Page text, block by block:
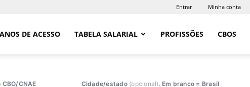
Entrar Minha conta
DE ACESSO TABELA SALARIAL PROFISSÕES CBOS
CNAE Cidade/estado (opcional). Em branco = Brasil